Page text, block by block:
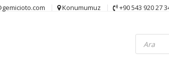
Konumumuz +90 543 920 27
Products
search